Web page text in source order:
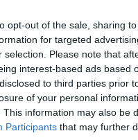
opt-out of the sale, sharing
for targeted
selection. Please note that
interest-based ads based
to third parties prior
of your personal
This information may also be
Participants that may further